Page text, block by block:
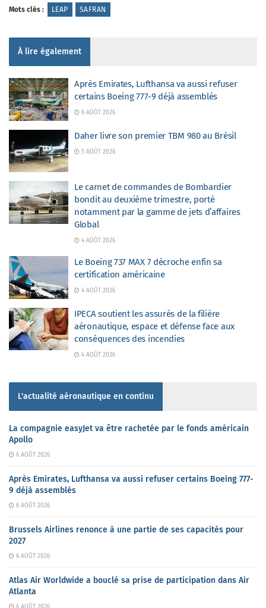
Mots clés : LEAP SAFRAN
À lire également
Après Emirates, Lufthansa va aussi refuser
certains Boeing 777-9 déjà assemblés
6 AOÛT 2026
Daher livre son premier TBM 980 au Brésil
5 AOÛT 2026
Le carnet de commandes de Bombardier
bondit au deuxième trimestre, porté
notamment par la gamme de jets d’affaires
Global
4 AOÛT 2026
Le Boeing 737 MAX 7 décroche enfin sa
certification américaine
4 AOÛT 2026
IPECA soutient les assurés de la filière
aéronautique, espace et défense face aux
conséquences des incendies
4 AOÛT 2026
L'actualité aéronautique en continu
La compagnie easyJet va être rachetée par le fonds américain
Apollo
6 AOÛT 2026
Après Emirates, Lufthansa va aussi refuser certains Boeing 777-
9 déjà assemblés
6 AOÛT 2026
Brussels Airlines renonce à une partie de ses capacités pour
2027
6 AOÛT 2026
Atlas Air Worldwide a bouclé sa prise de participation dans Air
Atlanta
6 AOÛT 2026